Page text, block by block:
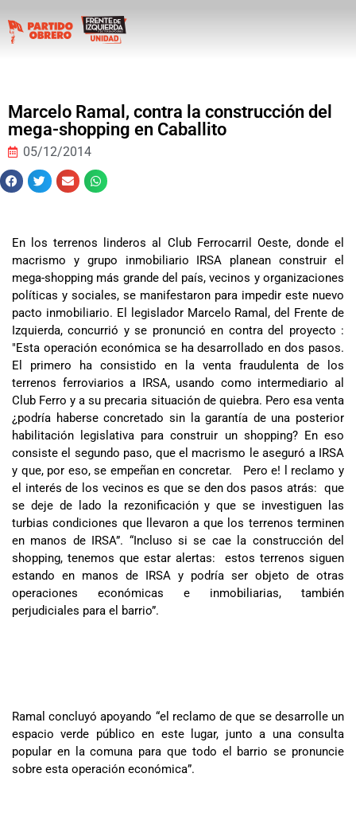
Marcelo Ramal, contra la construcción del
mega-shopping en Caballito
05/12/2014
En los terrenos linderos al Club Ferrocarril Oeste, donde el
macrismo y grupo inmobiliario IRSA planean construir el
mega-shopping más grande del país, vecinos y organizaciones
políticas y sociales, se manifestaron para impedir este nuevo
pacto inmobiliario. El legislador Marcelo Ramal, del Frente de
Izquierda, concurrió y se pronunció en contra del proyecto :
"Esta operación económica se ha desarrollado en dos pasos.
El primero ha consistido en la venta fraudulenta de los
terrenos ferroviarios a IRSA, usando como intermediario al
Club Ferro y a su precaria situación de quiebra. Pero esa venta
¿podría haberse concretado sin la garantía de una posterior
habilitación legislativa para construir un shopping? En eso
consiste el segundo paso, que el macrismo le aseguró a IRSA
y que, por eso, se empeñan en concretar. Pero e! l reclamo y
el interés de los vecinos es que se den dos pasos atrás: que
se deje de lado la rezonificación y que se investiguen las
turbias condiciones que llevaron a que los terrenos terminen
en manos de IRSA”. “Incluso si se cae la construcción del
shopping, tenemos que estar alertas: estos terrenos siguen
estando en manos de IRSA y podría ser objeto de otras
operaciones económicas e inmobiliarias, también
perjudiciales para el barrio”.
Ramal concluyó apoyando “el reclamo de que se desarrolle un
espacio verde público en este lugar, junto a una consulta
popular en la comuna para que todo el barrio se pronuncie
sobre esta operación económica”.